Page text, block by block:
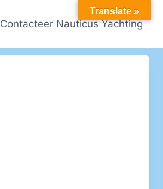
Contacteer Nauticus Yachting
Translate »